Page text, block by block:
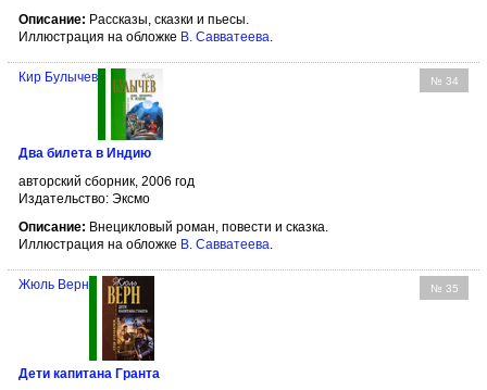
Описание: Рассказы, сказки и пьесы.
Иллюстрация на обложке В. Савватеева
№ 34
Кир Булычев
Два билета в Индию
авторский сборник, 2006 год
Издательство: Эксмо
Описание: Внецикловый роман, повести и сказка.
Иллюстрация на обложке В. Савватеева.
№ 35
Жюль Верн
Дети капитана Гранта